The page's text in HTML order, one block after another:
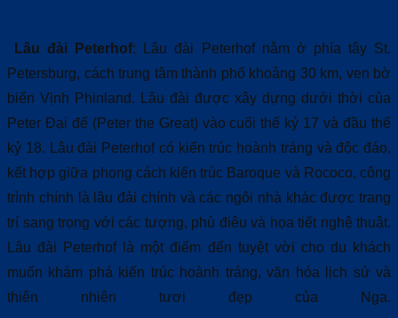
Lâu đài Peterhof: Lâu đài Peterhof nằm ở phía tây St.
Petersburg, cách trung tâm thành phố khoảng 30 km, ven bờ
biển Vịnh Phinland. Lâu đài được xây dựng dưới thời của
Peter Đại đế (Peter the Great) vào cuối thế kỷ 17 và đầu thế
kỷ 18. Lâu đài Peterhof có kiến trúc hoành tráng và độc đáo,
kết hợp giữa phong cách kiến trúc Baroque và Rococo, công
trình chính là lâu đài chính và các ngôi nhà khác được trang
trí sang trọng với các tượng, phù điêu và họa tiết nghệ thuật.
Lâu đài Peterhof là một điểm đến tuyệt vời cho du khách
muốn khám phá kiến trúc hoành tráng, văn hóa lịch sử và
thiên nhiên tươi đẹp của Nga.